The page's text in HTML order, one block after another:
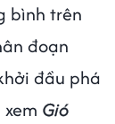
bình trên
đoạn
đầu phá
Gió